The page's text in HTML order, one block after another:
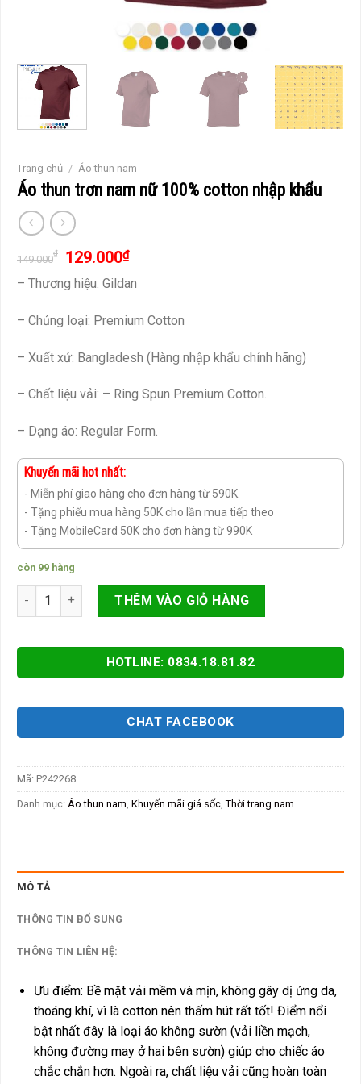
Trang chủ / Áo thun nam
Áo thun trơn nam nữ 100% cotton nhập khẩu
149.000
₫ 129.000₫
– Thương hiệu: Gildan
– Chủng loại: Premium Cotton
– Xuất xứ: Bangladesh (Hàng nhập khẩu chính hãng)
– Chất liệu vải: – Ring Spun Premium Cotton.
– Dạng áo: Regular Form.
Khuyến mãi hot nhất:
- Miễn phí giao hàng cho đơn hàng từ 590K.
- Tặng phiếu mua hàng 50K cho lần mua tiếp theo
- Tặng MobileCard 50K cho đơn hàng từ 990K
còn 99 hàng
Áo thun trơn nam nữ 100% cotton nhập khẩu số lượng
THÊM VÀO GIỎ HÀNG
HOTLINE: 0834.18.81.82
CHAT FACEBOOK
Mã: P242268
Danh mục: Áo thun nam Khuyến mãi giá sốc Thời trang nam
MÔ TẢ
THÔNG TIN BỔ SUNG
THÔNG TIN LIÊN HỆ:
Ưu điểm: Bề mặt vải mềm và mịn, không gây dị ứng da,
thoáng khí, vì là cotton nên thấm hút rất tốt! Điểm nổi
bật nhất đây là loại áo không sườn (vải liền mạch,
không đường may ở hai bên sườn) giúp cho chiếc áo
chắc chắn hơn. Ngoài ra, chất liệu vải cũng hoàn toàn